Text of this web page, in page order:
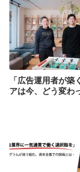
「広告運用者が築
アは今、どう変わ